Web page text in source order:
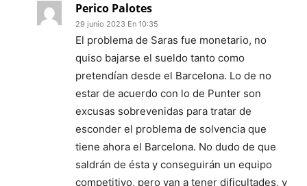
Perico Palotes
29 junio 2023 En 10:35
El problema de Saras fue monetario, no
quiso bajarse el sueldo tanto como
pretendían desde el Barcelona. Lo de no
estar de acuerdo con lo de Punter son
excusas sobrevenidas para tratar de
esconder el problema de solvencia que
tiene ahora el Barcelona. No dudo de que
saldrán de ésta y conseguirán un equipo
competitivo, pero van a tener dificultades, y